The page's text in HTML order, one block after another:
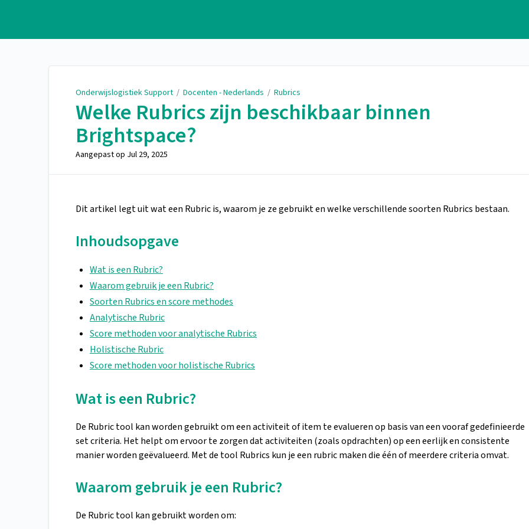
Onderwijslogistiek Support / Docenten - Nederlands / Rubrics
Welke Rubrics zijn beschikbaar binnen
Brightspace?
Aangepast op Jul 29, 2025
Dit artikel legt uit wat een Rubric is, waarom je ze gebruikt en welke verschillende soorten Rubrics bestaan.
Inhoudsopgave
Wat is een Rubric?
Waarom gebruik je een Rubric?
Soorten Rubrics en score methodes
Analytische Rubric
Score methoden voor analytische Rubrics
Holistische Rubric
Score methoden voor holistische Rubrics
Wat is een Rubric?
De Rubric tool kan worden gebruikt om een activiteit of item te evalueren op basis van een vooraf gedefinieerde
set criteria. Het helpt om ervoor te zorgen dat activiteiten (zoals opdrachten) op een eerlijk en consistente
manier worden geëvalueerd. Met de tool Rubrics kun je een rubric maken die één of meerdere criteria omvat.
Waarom gebruik je een Rubric?
De Rubric tool kan gebruikt worden om: